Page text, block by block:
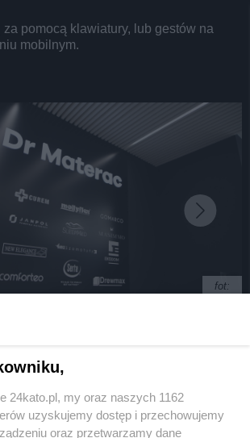
za pomocą klawiatury, lub gestów na
mobilnym.
fot:
lokalnych
24kato.pl, my oraz naszych 1162
uzyskujemy dostęp i przechowujemy
oraz przetwarzamy dane